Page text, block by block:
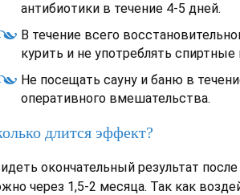
антибиотики в течение 4-5 дней.
В течение всего
курить и не употреблять спиртные
Не посещать сауну и баню в
оперативного вмешательства.
длится эффект?
окончательный результат
через 1,5-2 месяца. Так как